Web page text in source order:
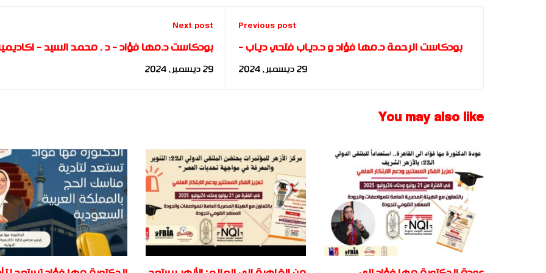
Previous post
بودكاست الرحمة د.مها فؤاد و د.دياب فتحي دياب -
29 ديسمبر، 2024
Next post
بودكاست د.مها فؤاد - د . محمد السيد -
29 ديسمبر، 2024
You may also like